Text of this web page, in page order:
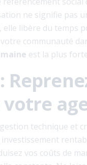
ne signifie pas
libère du temps
communauté
est la plus
technique et
vos coûts de